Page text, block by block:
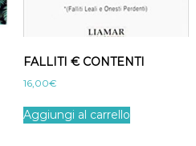
FALLITI € CONTENTI
16,00€
Aggiungi al carrello